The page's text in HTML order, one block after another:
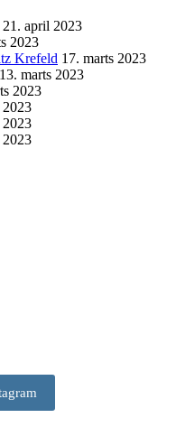
21. april 2023
2023
Krefeld 17. marts 2023
13. marts 2023
2023
2023
2023
2023